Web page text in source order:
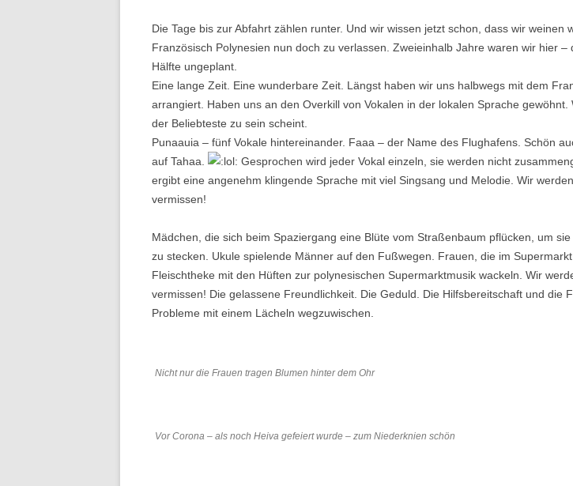
Die Tage bis zur Abfahrt zählen runter. Und wir wissen jetzt schon, dass wir weinen
Französisch Polynesien nun doch zu verlassen. Zweieinhalb Jahre waren wir hier –
Hälfte ungeplant.
Eine lange Zeit. Eine wunderbare Zeit. Längst haben wir uns halbwegs mit dem
arrangiert. Haben uns an den Overkill von Vokalen in der lokalen Sprache gewöhnt.
der Beliebteste zu sein scheint.
Punaauia – fünf Vokale hintereinander. Faaa – der Name des Flughafens. Schön
auf Tahaa.
Gesprochen wird jeder Vokal einzeln, sie werden nicht
ergibt eine angenehm klingende Sprache mit viel Singsang und Melodie. Wir
vermissen!
Mädchen, die sich beim Spaziergang eine Blüte vom Straßenbaum pflücken, um
zu stecken. Ukule spielende Männer auf den Fußwegen. Frauen, die im
Fleischtheke mit den Hüften zur polynesischen Supermarktmusik wackeln. Wir
vermissen! Die gelassene Freundlichkeit. Die Geduld. Die Hilfsbereitschaft und die
Probleme mit einem Lächeln wegzuwischen.
Nicht nur die Frauen tragen Blumen hinter dem Ohr
Vor Corona – als noch Heiva gefeiert wurde – zum Niederknien schön